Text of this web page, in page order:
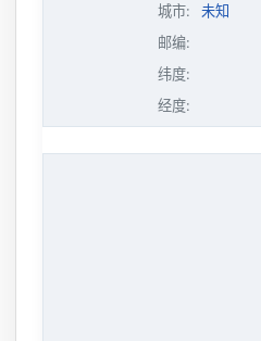
城市:
未知
邮编:
纬度:
经度: